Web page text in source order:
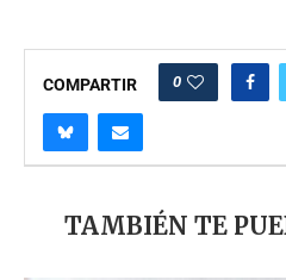
COMPARTIR 0
TAMBIÉN TE